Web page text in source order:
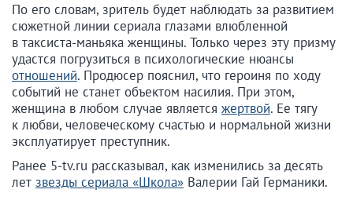
По его словам, зритель будет наблюдать за развитием
сюжетной линии сериала глазами влюбленной
в таксиста-маньяка женщины. Только через эту призму
удастся погрузиться в психологические нюансы
отношений. Продюсер пояснил, что героиня по ходу
событий не станет объектом насилия. При этом,
женщина в любом случае является жертвой. Ее тягу
к любви, человеческому счастью и нормальной жизни
эксплуатирует преступник.
Ранее 5-tv.ru рассказывал, как изменились за десять
лет звезды сериала «Школа» Валерии Гай Германики.